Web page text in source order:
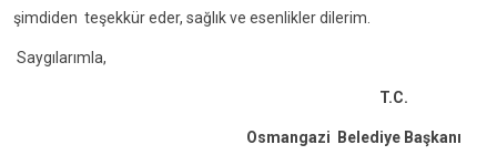
şimdiden teşekkür eder, sağlık ve esenlikler dilerim.
Saygılarımla,
T.C.
Osmangazi Belediye Başkanı